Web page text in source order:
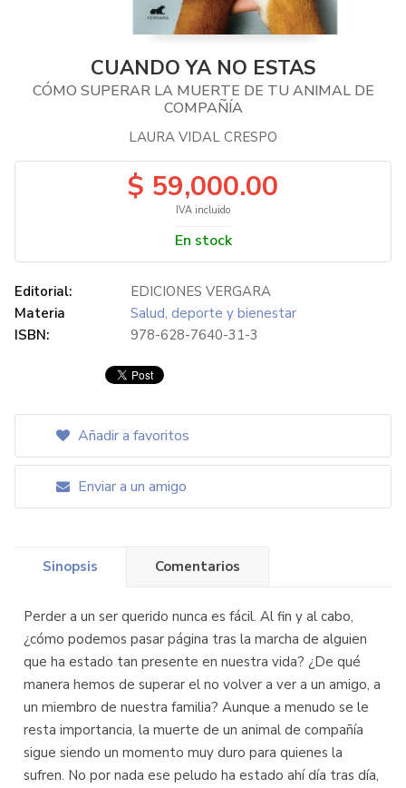
CUANDO YA NO ESTAS
CÓMO SUPERAR LA MUERTE DE TU ANIMAL DE
COMPAÑÍA
LAURA VIDAL CRESPO
$ 59,000.00
IVA incluido
En stock
Editorial:
EDICIONES VERGARA
Materia
Salud, deporte y bienestar
ISBN:
978-628-7640-31-3
Añadir a favoritos
Enviar a un amigo
Sinopsis Comentarios
Perder a un ser querido nunca es fácil. Al fin y al cabo,
¿cómo podemos pasar página tras la marcha de alguien
que ha estado tan presente en nuestra vida? ¿De qué
manera hemos de superar el no volver a ver a un amigo, a
un miembro de nuestra familia? Aunque a menudo se le
resta importancia, la muerte de un animal de compañía
sigue siendo un momento muy duro para quienes la
sufren. No por nada ese peludo ha estado ahí día tras día,